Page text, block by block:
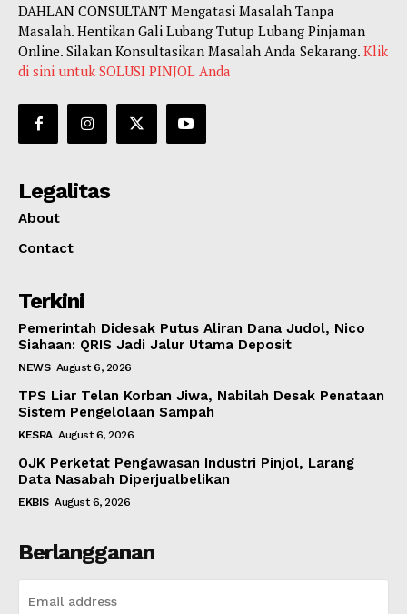
DAHLAN CONSULTANT Mengatasi Masalah Tanpa
Masalah. Hentikan Gali Lubang Tutup Lubang Pinjaman
Online. Silakan Konsultasikan Masalah Anda Sekarang. Klik
di sini untuk SOLUSI PINJOL Anda
Legalitas
About
Contact
Terkini
Pemerintah Didesak Putus Aliran Dana Judol, Nico
Siahaan: QRIS Jadi Jalur Utama Deposit
NEWS August 6, 2026
TPS Liar Telan Korban Jiwa, Nabilah Desak Penataan
Sistem Pengelolaan Sampah
KESRA August 6, 2026
OJK Perketat Pengawasan Industri Pinjol, Larang
Data Nasabah Diperjualbelikan
EKBIS August 6, 2026
Berlangganan